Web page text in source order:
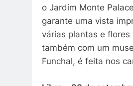
o Jardim Monte
garante uma vista
várias plantas e
também com um
Funchal, é feita nos